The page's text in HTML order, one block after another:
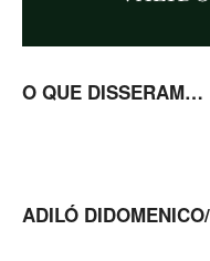
O QUE DISSERAM…
ADILÓ